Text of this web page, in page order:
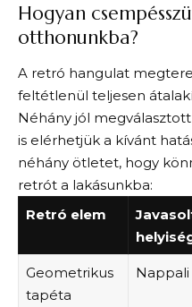
Hogyan
otthonunkba?
A retró hangulat
feltétlenül teljesen
Néhány jól
is elérhetjük a kívánt
néhány ötletet, hogy
retrót a lakásunkba:
Retró elem
Geometrikus
tapéta
Nappali